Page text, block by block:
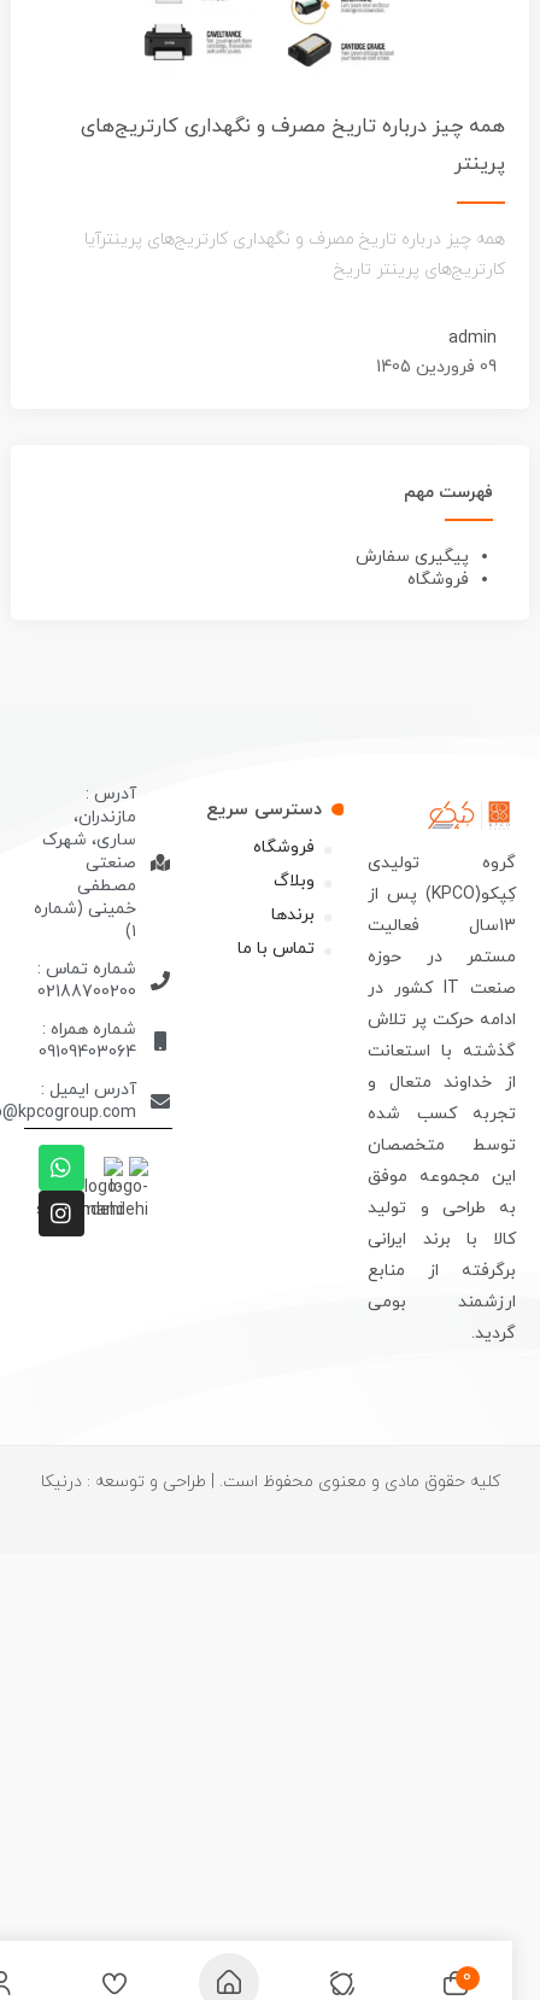
همه چیز درباره تاریخ مصرف و نگهداری کارتریج‌های
پرینتر
همه چیز درباره تاریخ مصرف و نگهداری کارتریج‌های پرینترآیا
کارتریج‌های پرینتر تاریخ
admin
فهرست مهم
پیگیری سفارش
فروشگاه
تولیدی
کِپکو(KPCO) پس از
13سال فعالیت
در حوزه
صنعت IT کشور در
حرکت پر تلاش
با استعانت
خداوند متعال و
کسب شده
متخصصان
مجموعه موفق
طراحی و تولید
با برند ایرانی
از منابع
بومی
دسترسی سریع
فروشگاه
وبلاگ
برندها
تماس با ما
آدرس :
مازندران،
ساری، شهرک
صنعتی
مصطفی
خمینی (شماره
شماره تماس :
02188700200
شماره همراه :
09109403064
آدرس ایمیل :
info@kpcogroup.com
کلیه حقوق مادی و معنوی محفوظ است. | طراحی و توسعه : درنیکا